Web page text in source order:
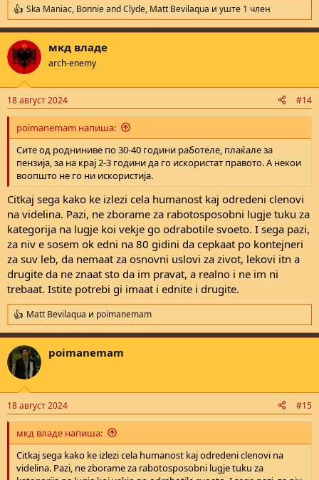
R
e
a
c
t
i
s
:
Ska Maniac, Bonnie and Clyde, Matt Bevilaqua и уште 1 член
мкд владе
arch-enemy
18 август 2024 #14
poimanemam напиша:
Сите од родниниве по 30-40 години работеле, плаќале за
пензија, за на крај 2-3 години да го искористат правото. А некои
воопшто не го ни искористија.
Citkaj sega kako ke izlezi cela humanost kaj odredeni clenovi
na videlina. Pazi, ne zborame za rabotosposobni lugje tuku za
kategorija na lugje koi vekje go odrabotile svoeto. I sega pazi,
za niv e sosem ok edni na 80 gidini da cepkaat po kontejneri
za suv leb, da nemaat za osnovni uslovi za zivot, lekovi itn a
drugite da ne znaat sto da im pravat, a realno i ne im ni
trebaat. Istite potrebi gi imaat i ednite i drugite.
R
e
a
c
t
i
s
:
Matt Bevilaqua и poimanemam
poimanemam
18 август 2024 #15
мкд владе напиша:
Citkaj sega kako ke izlezi cela humanost kaj odredeni clenovi na
videlina. Pazi, ne zborame za rabotosposobni lugje tuku za